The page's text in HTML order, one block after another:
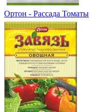
Ортон - Рассада Томаты